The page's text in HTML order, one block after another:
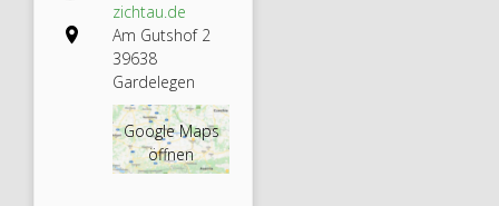
zichtau.de
Am Gutshof 2
39638
Gardelegen
Google Maps
öffnen